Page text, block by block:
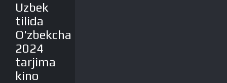
Uzbek
tilida
O'zbekcha
2024
tarjima
kino